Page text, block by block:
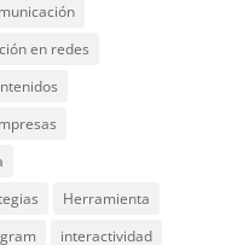
en redes
Herramienta
interactividad